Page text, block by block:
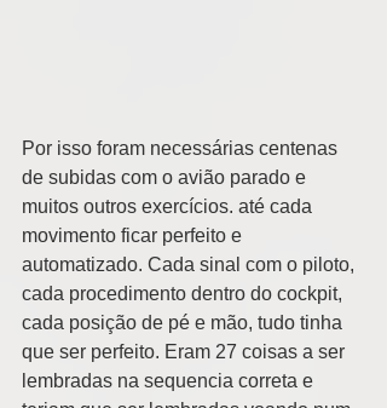
Por isso foram necessárias centenas
de subidas com o avião parado e
muitos outros exercícios. até cada
movimento ficar perfeito e
automatizado. Cada sinal com o piloto,
cada procedimento dentro do cockpit,
cada posição de pé e mão, tudo tinha
que ser perfeito. Eram 27 coisas a ser
lembradas na sequencia correta e